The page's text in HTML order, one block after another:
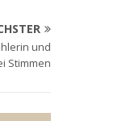
und
Stimmen